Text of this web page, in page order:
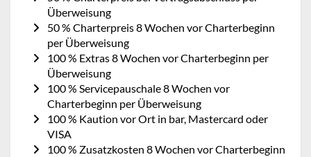
Überweisung
50 % Charterpreis 8 Wochen vor Charterbeginn
per Überweisung
100 % Extras 8 Wochen vor Charterbeginn per
Überweisung
100 % Servicepauschale 8 Wochen vor
Charterbeginn per Überweisung
100 % Kaution vor Ort in bar, Mastercard oder
VISA
100 % Zusatzkosten 8 Wochen vor Charterbeginn